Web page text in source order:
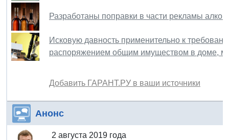
Разработаны поправки в части рекламы
Исковую давность применительно к
распоряжением общим имуществом в доме,
Добавить ГАРАНТ.РУ в ваши источники
Анонс
2 августа 2019 года